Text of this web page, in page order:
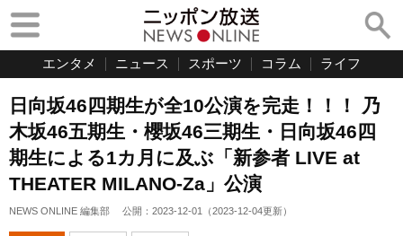
エンタメ ニュース スポーツ コラム ライフ
日向坂46四期生が全10公演を完走！！！ 乃
木坂46五期生・櫻坂46三期生・日向坂46四
期生による1カ月に及ぶ「新参者 LIVE at
THEATER MILANO-Za」公演
NEWS ONLINE 編集部 公開： 2023-12-01 （2023-12-04更新）